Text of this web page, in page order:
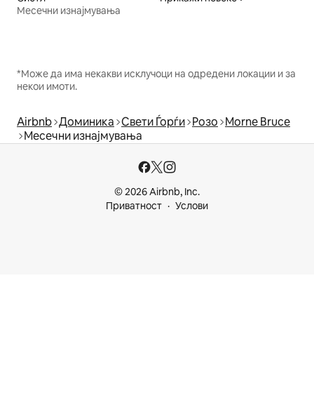
Месечни изнајмувања
*Може да има некакви исклучоци на одредени локации и за
некои имоти.
Airbnb Доминика Свети Ѓорѓи Розо Morne Bruce
Месечни изнајмувања
© 2026 Airbnb, Inc.
Приватност
Услови